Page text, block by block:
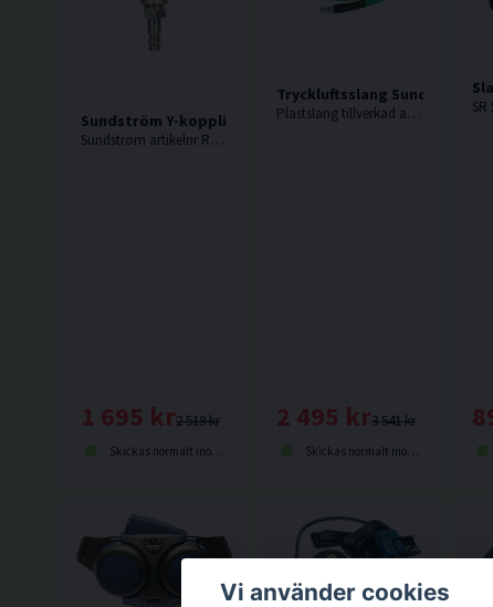
Sundström Y-koppling Komplett
Sundström artikelnr R03-2127
2 519 kr
1 695 kr
Skickas normalt inom 1-3 dagar
Tryckluftsslang Sundström
Plastslang tillverkad av PVC, förstärkt med polyester.
3 541 kr
2 495 kr
Skickas normalt inom 1-3 dagar
Vi använder cookies